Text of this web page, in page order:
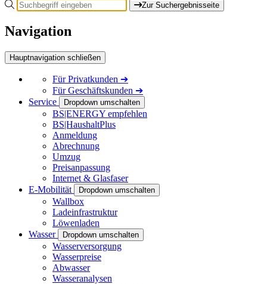
Zur Suchergebnisseite
Navigation
Hauptnavigation schließen
FürPrivatkunden ➔
FürGeschäftskunden ➔
Service
Dropdown umschalten
BS|ENERGY empfehlen
BS|HaushaltPlus
Anmeldung
Abrechnung
Umzug
Preisanpassung
Internet & Glasfaser
E-Mobilität
Dropdown umschalten
Wallbox
Ladeinfrastruktur
Löwenladen
Wasser
Dropdown umschalten
Wasserversorgung
Wasserpreise
Abwasser
Wasseranalysen